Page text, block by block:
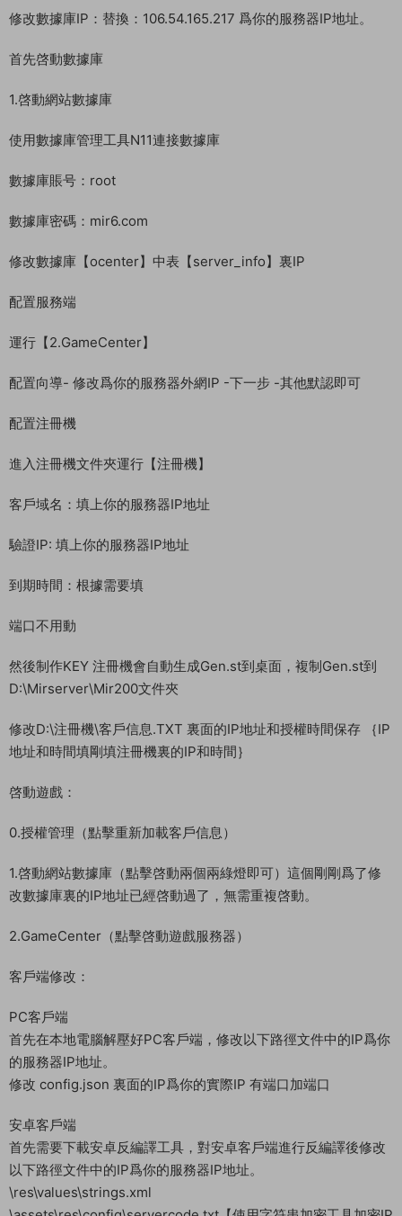
修改數據庫IP：替換：106.54.165.217 爲你的服務器IP地址。
首先啓動數據庫
1.啓動網站數據庫
使用數據庫管理工具N11連接數據庫
數據庫賬号：root
數據庫密碼：mir6.com
修改數據庫【ocenter】中表【server_info】裏IP
配置服務端
運行【2.GameCenter】
配置向導- 修改爲你的服務器外網IP -下一步 -其他默認即可
配置注冊機
進入注冊機文件夾運行【注冊機】
客戶域名：填上你的服務器IP地址
驗證IP: 填上你的服務器IP地址
到期時間：根據需要填
端口不用動
然後制作KEY 注冊機會自動生成Gen.st到桌面，複制Gen.st到
D:\Mirserver\Mir200文件夾
修改D:\注冊機\客戶信息.TXT 裏面的IP地址和授權時間保存 ｛IP
地址和時間填剛填注冊機裏的IP和時間｝
啓動遊戲：
0.授權管理（點擊重新加載客戶信息）
1.啓動網站數據庫（點擊啓動兩個兩綠燈即可）這個剛剛爲了修
改數據庫裏的IP地址已經啓動過了，無需重複啓動。
2.GameCenter（點擊啓動遊戲服務器）
客戶端修改：
PC客戶端
首先在本地電腦解壓好PC客戶端，修改以下路徑文件中的IP爲你
的服務器IP地址。
修改 config.json 裏面的IP爲你的實際IP 有端口加端口
安卓客戶端
首先需要下載安卓反編譯工具，對安卓客戶端進行反編譯後修改
以下路徑文件中的IP爲你的服務器IP地址。
\res\values\strings.xml